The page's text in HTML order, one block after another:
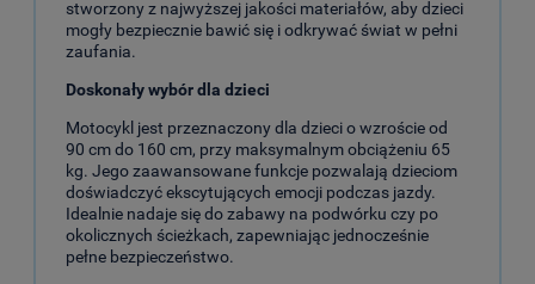
stworzony z najwyższej jakości materiałów, aby dzieci
mogły bezpiecznie bawić się i odkrywać świat w pełni
zaufania.
Doskonały wybór dla dzieci
Motocykl jest przeznaczony dla dzieci o wzroście od
90 cm do 160 cm, przy maksymalnym obciążeniu 65
kg. Jego zaawansowane funkcje pozwalają dzieciom
doświadczyć ekscytujących emocji podczas jazdy.
Idealnie nadaje się do zabawy na podwórku czy po
okolicznych ścieżkach, zapewniając jednocześnie
pełne bezpieczeństwo.